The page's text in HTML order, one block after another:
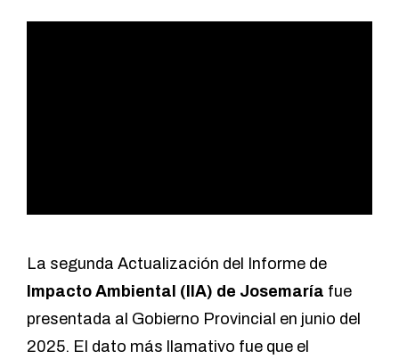
La segunda Actualización del Informe de
Impacto Ambiental (IIA) de Josemaría fue
presentada al Gobierno Provincial en junio del
2025. El dato más llamativo fue que el